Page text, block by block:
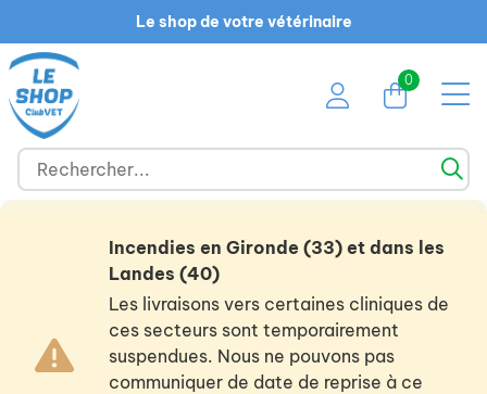
Le shop de votre vétérinaire
0
Incendies en Gironde (33) et dans les
Landes (40)
Les livraisons vers certaines cliniques de
ces secteurs sont temporairement
suspendues. Nous ne pouvons pas
communiquer de date de reprise à ce